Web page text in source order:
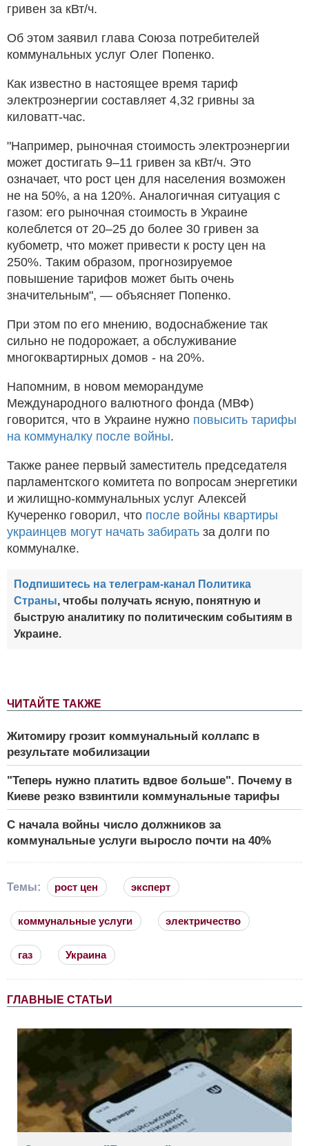
ЧИТАЙТЕ ТАКЖЕ
Житомиру грозит коммунальный коллапс в
результате мобилизации
"Теперь нужно платить вдвое больше". Почему в
Киеве резко взвинтили коммунальные тарифы
С начала войны число должников за
коммунальные услуги выросло почти на 40%
гривен за кВт/ч.
Об этом заявил глава Союза потребителей
коммунальных услуг Олег Попенко.
Как известно в настоящее время тариф
электроэнергии составляет 4,32 гривны за
киловатт-час.
"Например, рыночная стоимость электроэнергии
может достигать 9–11 гривен за кВт/ч. Это
означает, что рост цен для населения возможен
не на 50%, а на 120%. Аналогичная ситуация с
газом: его рыночная стоимость в Украине
колеблется от 20–25 до более 30 гривен за
кубометр, что может привести к росту цен на
250%. Таким образом, прогнозируемое
повышение тарифов может быть очень
значительным", — объясняет Попенко.
При этом по его мнению, водоснабжение так
сильно не подорожает, а обслуживание
многоквартирных домов - на 20%.
Напомним, в новом меморандуме
Международного валютного фонда (МВФ)
говорится, что в Украине нужно повысить тарифы
на коммуналку после войны.
Также ранее первый заместитель председателя
парламентского комитета по вопросам энергетики
и жилищно-коммунальных услуг Алексей
Кучеренко говорил, что после войны квартиры
украинцев могут начать забирать за долги по
коммуналке.
Подпишитесь на телеграм-канал Политика
Страны, чтобы получать ясную, понятную и
быструю аналитику по политическим событиям в
Украине.
Темы: рост цен эксперт
коммунальные услуги электричество
газ Украина
ГЛАВНЫЕ СТАТЬИ